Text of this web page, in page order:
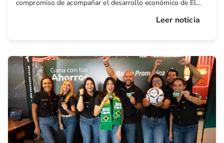
compromiso de acompañar el desarrollo económico de El
departamento de Usulután, consolidando su presencia en
Leer noticia